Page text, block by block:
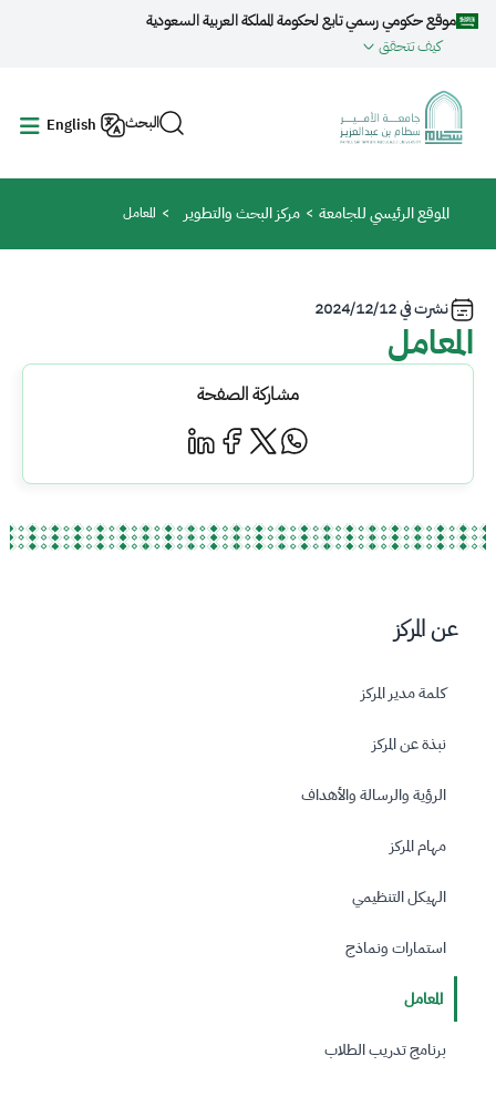
تجاوز إلى المحتوى الرئيسي
موقع حكومي رسمي تابع لحكومة المملكة العربية السعودية
كيف تتحقق
البحث English
مسار التنقل
الموقع الرئيسي للجامعة مركز البحث والتطوير المعامل
نشرت في2024/12/12
المعامل
مشاركة الصفحة
عن المركز
كلمة مدير المركز
نبذة عن المركز
الرؤية والرسالة والأهداف
مهام المركز
الهيكل التنظيمي
استمارات ونماذج
المعامل
برنامج تدريب الطلاب